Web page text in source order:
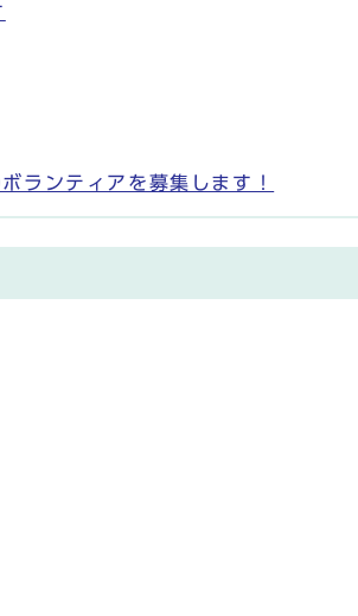
ランティアを募集します！